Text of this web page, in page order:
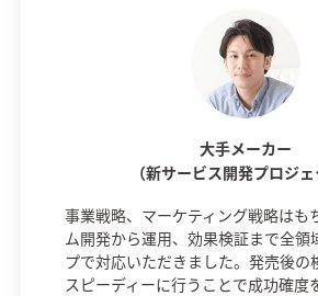
大手メーカー
（新サービス開発プロジェ
事業戦略、マーケティング戦略はも
ム開発から運用、効果検証まで全領
プで対応いただきました。発売後の
スピーディーに行うことで成功確度